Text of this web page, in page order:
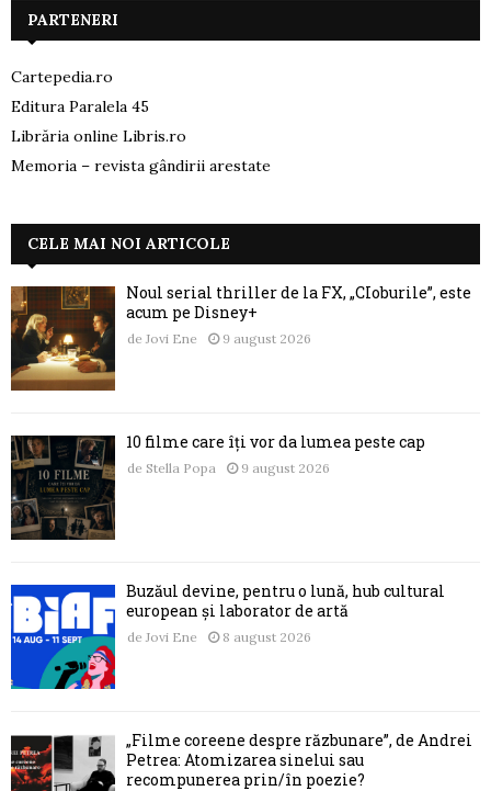
PARTENERI
Cartepedia.ro
Editura Paralela 45
Librăria online Libris.ro
Memoria – revista gândirii arestate
CELE MAI NOI ARTICOLE
Noul serial thriller de la FX, „CIoburile”, este
acum pe Disney+
de Jovi Ene 9 august 2026
10 filme care îți vor da lumea peste cap
de Stella Popa 9 august 2026
Buzăul devine, pentru o lună, hub cultural
european și laborator de artă
de Jovi Ene 8 august 2026
„Filme coreene despre răzbunare”, de Andrei
Petrea: Atomizarea sinelui sau
recompunerea prin/în poezie?